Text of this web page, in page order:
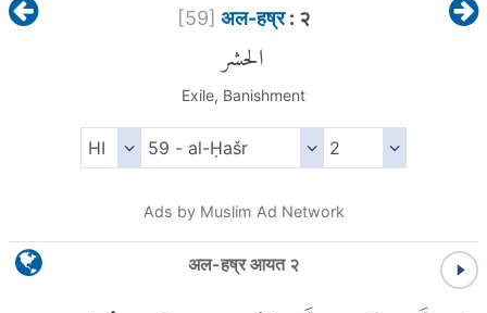
[59] अल-हष्र: २
الحشر
Exile, Banishment
Ads by Muslim Ad Network
अल-हष्र आयत २